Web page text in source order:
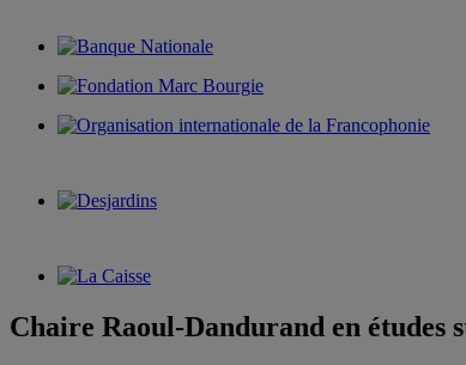
Chaire Raoul-Dandurand en études